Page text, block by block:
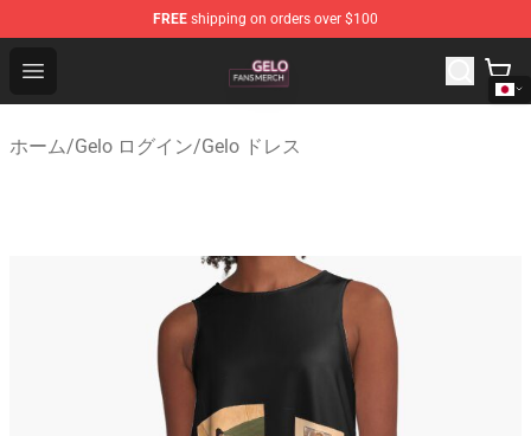
FREE shipping on orders over $100
Open menu
Gelo Shop - Official Gelo Merchandise Store
ホーム/Gelo ログイン/Gelo ドレス